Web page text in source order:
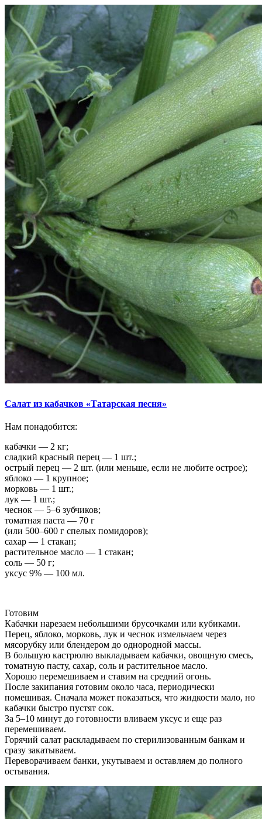
Салат из кабачков «Татарская песня»
Нам понадобится:
кабачки — 2 кг;
сладкий красный перец — 1 шт.;
острый перец — 2 шт. (или меньше, если не любите острое);
яблоко — 1 крупное;
морковь — 1 шт.;
лук — 1 шт.;
чеснок — 5–6 зубчиков;
томатная паста — 70 г
(или 500–600 г спелых помидоров);
сахар — 1 стакан;
растительное масло — 1 стакан;
соль — 50 г;
уксус 9% — 100 мл.
Готовим
Кабачки нарезаем небольшими брусочками или кубиками.
Перец, яблоко, морковь, лук и чеснок измельчаем через
мясорубку или блендером до однородной массы.
В большую кастрюлю выкладываем кабачки, овощную смесь,
томатную пасту, сахар, соль и растительное масло.
Хорошо перемешиваем и ставим на средний огонь.
После закипания готовим около часа, периодически
помешивая. Сначала может показаться, что жидкости мало, но
кабачки быстро пустят сок.
За 5–10 минут до готовности вливаем уксус и еще раз
перемешиваем.
Горячий салат раскладываем по стерилизованным банкам и
сразу закатываем.
Переворачиваем банки, укутываем и оставляем до полного
остывания.